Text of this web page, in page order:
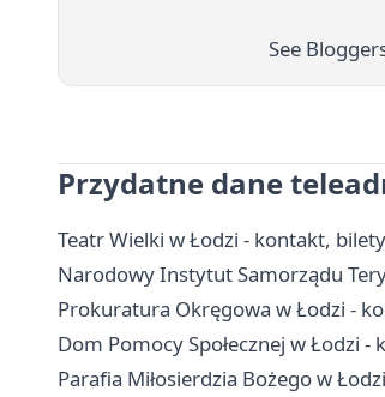
See
Przydatne dane
Teatr Wielki w Łodzi - kontakt,
Narodowy Instytut Samorządu
Prokuratura Okręgowa w Łodzi -
Dom Pomocy Społecznej w Łodzi -
Parafia Miłosierdzia Bożego w